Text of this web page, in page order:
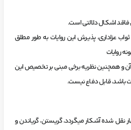
اشکال دلالتی است.
عزاداری، پذیرش این روایات به طور مطلق
روایات
آن و همچنین نظریه برخی مبنی بر تخصیص این
باشد، قابل دفاع نیست.
نقل شده آشکار میگردد، گریستن، گریاندن و